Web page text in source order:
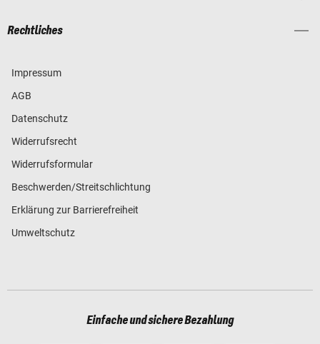
Rechtliches
Impressum
AGB
Datenschutz
Widerrufsrecht
Widerrufsformular
Beschwerden/Streitschlichtung
Erklärung zur Barrierefreiheit
Umweltschutz
Einfache und sichere Bezahlung